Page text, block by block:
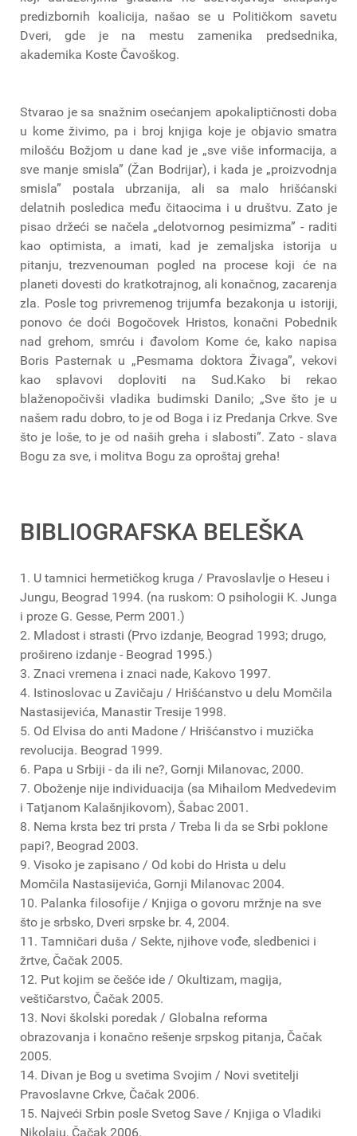
predizbornih koalicija, našao se u Političkom savetu
Dveri, gde je na mestu zamenika predsednika,
akademika Koste Čavoškog.
Stvarao je sa snažnim osećanjem apokaliptičnosti doba
u kome živimo, pa i broj knjiga koje je objavio smatra
milošću Božjom u dane kad je „sve više informacija, a
sve manje smisla” (Žan Bodrijar), i kada je „proizvodnja
smisla” postala ubrzanija, ali sa malo hrišćanski
delatnih posledica među čitaocima i u društvu. Zato je
pisao držeći se načela „delotvornog pesimizma” - raditi
kao optimista, a imati, kad je zemaljska istorija u
pitanju, trezvenouman pogled na procese koji će na
planeti dovesti do kratkotrajnog, ali konačnog, zacarenja
zla. Posle tog privremenog trijumfa bezakonja u istoriji,
ponovo će doći Bogočovek Hristos, konačni Pobednik
nad grehom, smrću i đavolom Kome će, kako napisa
Boris Pasternak u „Pesmama doktora Živaga”, vekovi
kao splavovi doploviti na Sud.Kako bi rekao
blaženopočivši vladika budimski Danilo; „Sve što je u
našem radu dobro, to je od Boga i iz Predanja Crkve. Sve
što je loše, to je od naših greha i slabosti”. Zato - slava
Bogu za sve, i molitva Bogu za oproštaj greha!
BIBLIOGRAFSKA BELEŠKA
1. U tamnici hermetičkog kruga / Pravoslavlje o Heseu i
Jungu, Beograd 1994. (na ruskom: O psihologii K. Junga
i proze G. Gesse, Perm 2001.)
2. Mladost i strasti (Prvo izdanje, Beograd 1993; drugo,
prošireno izdanje - Beograd 1995.)
3. Znaci vremena i znaci nade, Kakovo 1997.
4. Istinoslovac u Zavičaju / Hrišćanstvo u delu Momčila
Nastasijevića, Manastir Tresije 1998.
5. Od Elvisa do anti Madone / Hrišćanstvo i muzička
revolucija. Beograd 1999.
6. Papa u Srbiji - da ili ne?, Gornji Milanovac, 2000.
7. Oboženje nije individuacija (sa Mihailom Medvedevim
i Tatjanom Kalašnjikovom), Šabac 2001.
8. Nema krsta bez tri prsta / Treba li da se Srbi poklone
papi?, Beograd 2003.
9. Visoko je zapisano / Od kobi do Hrista u delu
Momčila Nastasijevića, Gornji Milanovac 2004.
10. Palanka filosofije / Knjiga o govoru mržnje na sve
što je srbsko, Dveri srpske br. 4, 2004.
11. Tamničari duša / Sekte, njihove vođe, sledbenici i
žrtve, Čačak 2005.
12. Put kojim se češće ide / Okultizam, magija,
veštičarstvo, Čačak 2005.
13. Novi školski poredak / Globalna reforma
obrazovanja i konačno rešenje srpskog pitanja, Čačak
2005.
14. Divan je Bog u svetima Svojim / Novi svetitelji
Pravoslavne Crkve, Čačak 2006.
15. Najveći Srbin posle Svetog Save / Knjiga o Vladiki
Nikolaju, Čačak 2006.